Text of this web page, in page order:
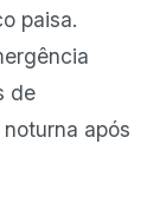
paisa.
de
após